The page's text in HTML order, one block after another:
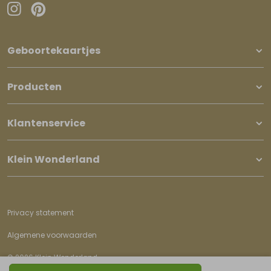
Geboortekaartjes
Producten
Klantenservice
Klein Wonderland
Privacy statement
Algemene voorwaarden
© 2026 Klein Wonderland